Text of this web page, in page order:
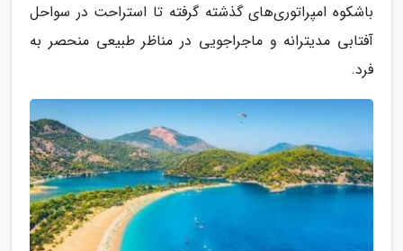
باشکوه امپراتوری‌های گذشته گرفته تا استراحت در سواحل
آفتابی مدیترانه و ماجراجویی در مناظر طبیعی منحصر به
فرد.